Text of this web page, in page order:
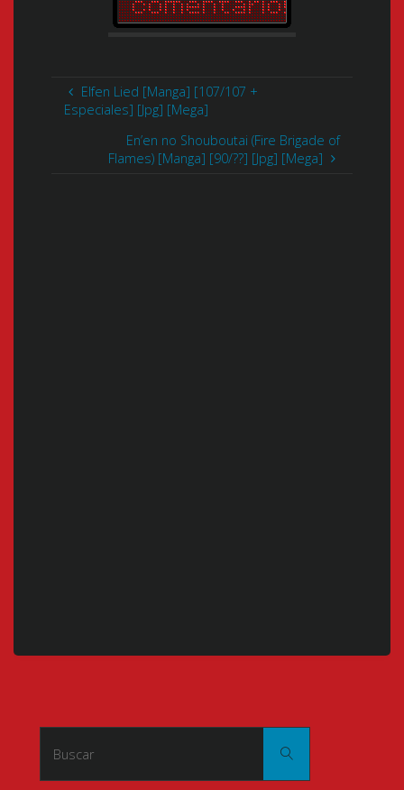
Elfen Lied [Manga] [107/107 +
Especiales] [Jpg] [Mega]
En’en no Shouboutai (Fire Brigade of
Flames) [Manga] [90/??] [Jpg] [Mega]
Buscar